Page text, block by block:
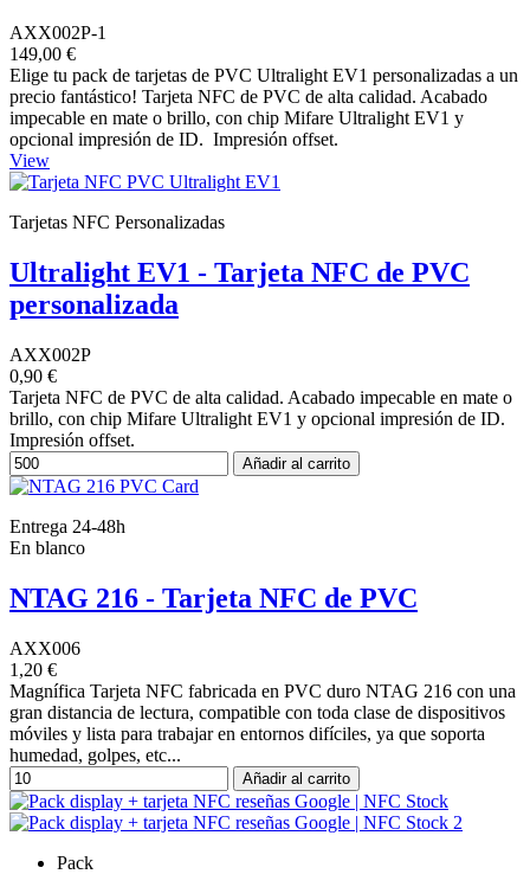
AXX002P-1
149,00 €
Elige tu pack de tarjetas de PVC Ultralight EV1 personalizadas a un
precio fantástico! Tarjeta NFC de PVC de alta calidad. Acabado
impecable en mate o brillo, con chip Mifare Ultralight EV1 y
opcional impresión de ID. Impresión offset.
View
Tarjetas NFC Personalizadas
Ultralight EV1 - Tarjeta NFC de PVC
personalizada
AXX002P
0,90 €
Tarjeta NFC de PVC de alta calidad. Acabado impecable en mate o
brillo, con chip Mifare Ultralight EV1 y opcional impresión de ID.
Impresión offset.
Añadir al carrito
Entrega 24-48h
En blanco
NTAG 216 - Tarjeta NFC de PVC
AXX006
1,20 €
Magnífica Tarjeta NFC fabricada en PVC duro NTAG 216 con una
gran distancia de lectura, compatible con toda clase de dispositivos
móviles y lista para trabajar en entornos difíciles, ya que soporta
humedad, golpes, etc...
Añadir al carrito
Pack